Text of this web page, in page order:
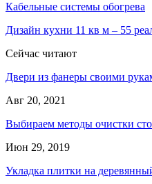
Кабельные системы обогрева
Дизайн кухни 11 кв м – 55
Сейчас читают
Двери из фанеры своими
Авг 20, 2021
Выбираем методы очистки
Июн 29, 2019
Укладка плитки на